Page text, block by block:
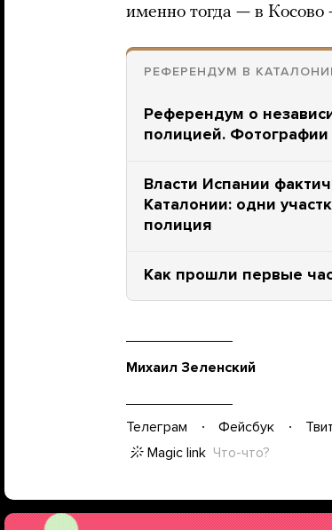
именно тогда — в
РЕФЕРЕНДУМ В
Референдум о
полицией. Фотографии
Власти Испании
Каталонии: одни
полиция
Как прошли первые
Михаил Зеленский
Телеграм Фейсбук
Magic link Что-что?